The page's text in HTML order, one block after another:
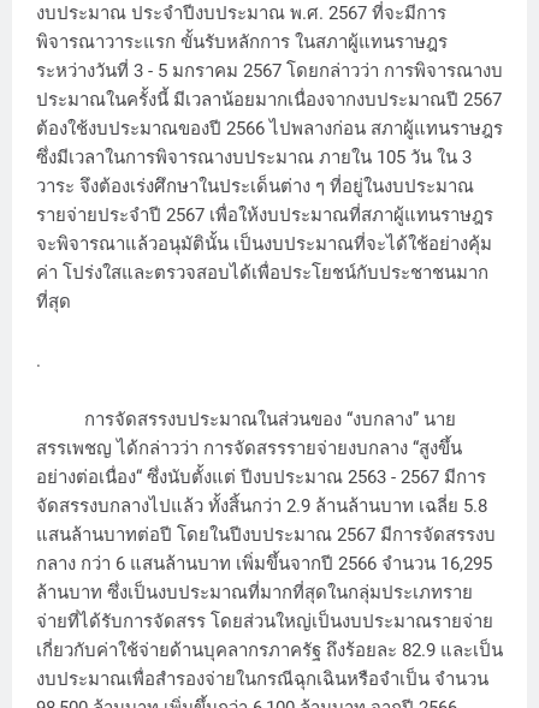
งบประมาณ ประจำปีงบประมาณ พ.ศ. 2567 ที่จะมีการ
พิจารณาวาระแรก ขั้นรับหลักการ ในสภาผู้แทนราษฎร
ระหว่างวันที่ 3 - 5 มกราคม 2567 โดยกล่าวว่า การพิจารณางบ
ประมาณในครั้งนี้ มีเวลาน้อยมากเนื่องจากงบประมาณปี 2567
ต้องใช้งบประมาณของปี 2566 ไปพลางก่อน สภาผู้แทนราษฎร
ซึ่งมีเวลาในการพิจารณางบประมาณ ภายใน 105 วัน ใน 3
วาระ จึงต้องเร่งศึกษาในประเด็นต่าง ๆ ที่อยู่ในงบประมาณ
รายจ่ายประจำปี 2567 เพื่อให้งบประมาณที่สภาผู้แทนราษฎร
จะพิจารณาแล้วอนุมัตินั้น เป็นงบประมาณที่จะได้ใช้อย่างคุ้ม
ค่า โปร่งใสและตรวจสอบได้เพื่อประโยชน์กับประชาชนมาก
ที่สุด
.
การจัดสรรงบประมาณในส่วนของ “งบกลาง” นาย
สรรเพชญ ได้กล่าวว่า การจัดสรรรายจ่ายงบกลาง “สูงขึ้น
อย่างต่อเนื่อง“ ซึ่งนับตั้งแต่ ปีงบประมาณ 2563 - 2567 มีการ
จัดสรรงบกลางไปแล้ว ทั้งสิ้นกว่า 2.9 ล้านล้านบาท เฉลี่ย 5.8
แสนล้านบาทต่อปี โดยในปีงบประมาณ 2567 มีการจัดสรรงบ
กลาง กว่า 6 แสนล้านบาท เพิ่มขึ้นจากปี 2566 จำนวน 16,295
ล้านบาท ซึ่งเป็นงบประมาณที่มากที่สุดในกลุ่มประเภทราย
จ่ายที่ได้รับการจัดสรร โดยส่วนใหญ่เป็นงบประมาณรายจ่าย
เกี่ยวกับค่าใช้จ่ายด้านบุคลากรภาครัฐ ถึงร้อยละ 82.9 และเป็น
งบประมาณเพื่อสำรองจ่ายในกรณีฉุกเฉินหรือจำเป็น จำนวน